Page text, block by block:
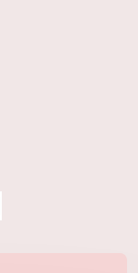
vždy na dobu
na libovolné
den mezi
zdarma
místě
abyste se
která vám